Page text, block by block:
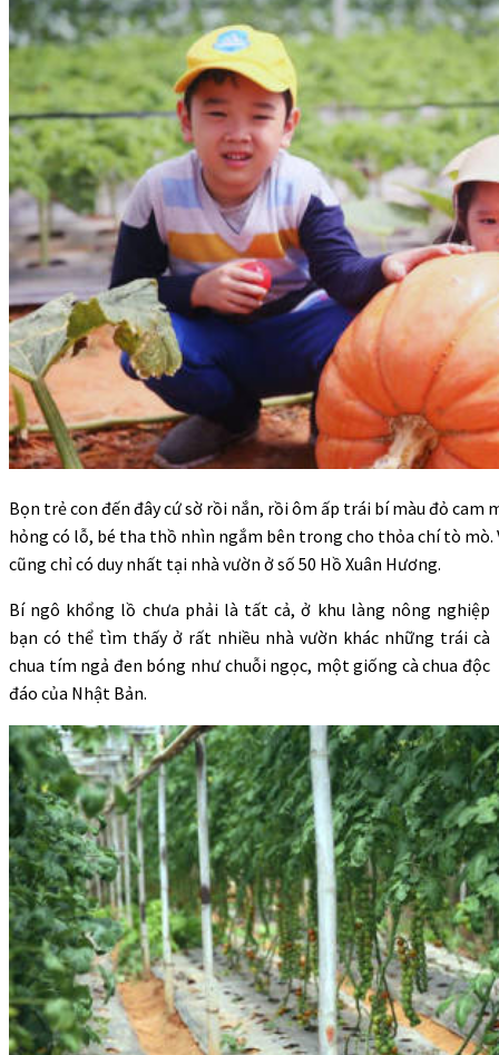
Bọn trẻ con đến đây cứ sờ rồi nắn, rồi ôm ấp trái bí màu đỏ cam
hỏng có lỗ, bé tha thồ nhìn ngắm bên trong cho thỏa chí tò mò.
cũng chỉ có duy nhất tại nhà vườn ở số 50 Hồ Xuân Hương.
Bí ngô khổng lồ chưa phải là tất cả, ở khu làng nông nghiệp
bạn có thể tìm thấy ở rất nhiều nhà vườn khác những trái cà
chua tím ngả đen bóng như chuỗi ngọc, một giống cà chua độc
đáo của Nhật Bản.